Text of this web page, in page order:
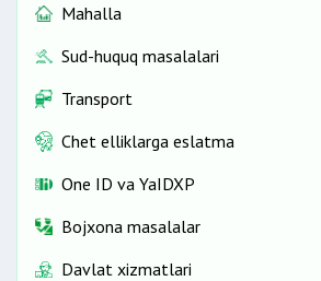
Mahalla
Sud-huquq masalalari
Transport
Chet elliklarga eslatma
One ID vа YaIDXP
Bojxona masalalar
Davlat xizmatlari